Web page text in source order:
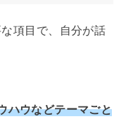
項目で、自分が話
ハウなどテーマごと